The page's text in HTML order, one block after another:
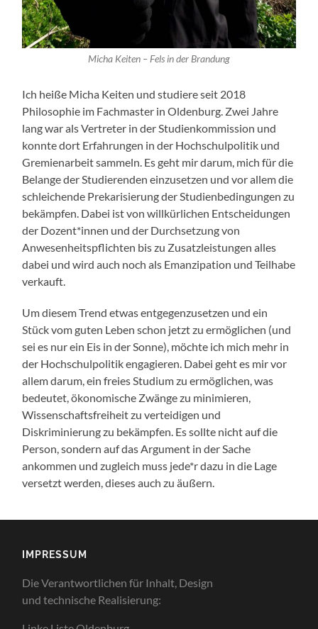
Micha Keiten – Fels in der Brandung
Ich heiße Micha Keiten und studiere seit 2018
Philosophie im Fachmaster in Oldenburg. Zwei Jahre
lang war als Vertreter in der Studienkommission und
konnte dort Erfahrungen in der Hochschulpolitik und
Gremienarbeit sammeln. Es geht mir darum, mich für die
Belange der Studierenden einzusetzen und vor allem die
schleichende Prekarisierung der Studienbedingungen zu
bekämpfen. Dabei ist von willkürlichen Entscheidungen
der Dozent*innen und der Durchsetzung von
Anwesenheitspflichten bis zu Zusatzleistungen alles
dabei und wird auch noch als Emanzipation und Teilhabe
verkauft.
Um diesem Trend etwas entgegenzusetzen und ein
Stück vom guten Leben schon jetzt zu ermöglichen (und
sei es nur ein Eis in der Sonne), möchte ich mich mehr in
der Hochschulpolitik engagieren. Dabei geht es mir vor
allem darum, ein freies Studium zu ermöglichen, was
bedeutet, ökonomische Zwänge zu minimieren,
Wissenschaftsfreiheit zu verteidigen und
Diskriminierung zu bekämpfen. Es sollte nicht auf die
Person, sondern auf das Argument in der Sache
ankommen und zugleich muss jede*r dazu in die Lage
versetzt werden, dieses auch zu äußern.
IMPRESSUM
DieVerantwortlichen für Inhalt, Design
undtechnische Realisierung: